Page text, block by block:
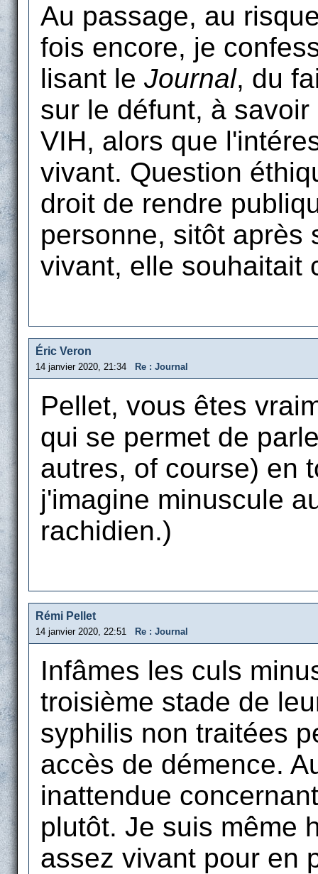
Au passage, au
fois encore, je
lisant le Journal, du
sur le défunt, à
VIH, alors que
vivant. Question
droit de rendre
personne, sitôt après
vivant, elle souhaitait
Éric Veron
14 janvier 2020, 21:34 Re : Journal
Pellet, vous êtes
qui se permet de
autres, of course) en
j'imagine minuscule
rachidien.)
Rémi Pellet
14 janvier 2020, 22:51 Re : Journal
Infâmes les culs
troisième stade de
syphilis non traitées
accès de démence.
inattendue
plutôt. Je suis même
assez vivant pour en